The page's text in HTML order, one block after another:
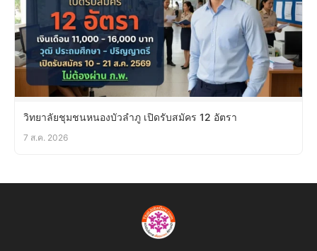
วิทยาลัยชุมชนหนองบัวลำภู เปิดรับสมัคร 12 อัตรา
7 ส.ค. 2026